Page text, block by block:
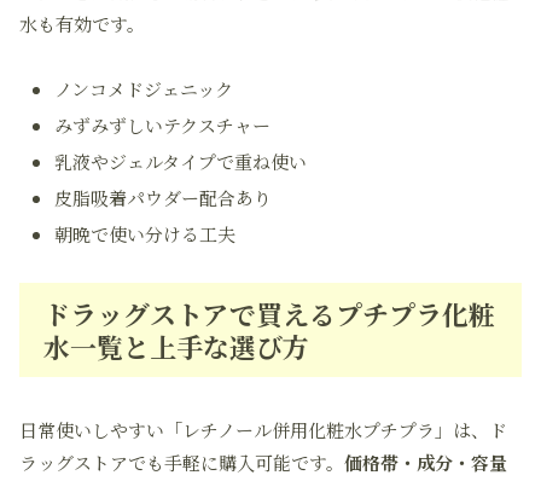
水も有効です。
ノンコメドジェニック
みずみずしいテクスチャー
乳液やジェルタイプで重ね使い
皮脂吸着パウダー配合あり
朝晩で使い分ける工夫
ドラッグストアで買えるプチプラ化粧
水一覧と上手な選び方
日常使いしやすい「レチノール併用化粧水プチプラ」は、ド
ラッグストアでも手軽に購入可能です。 価格帯・成分・容量